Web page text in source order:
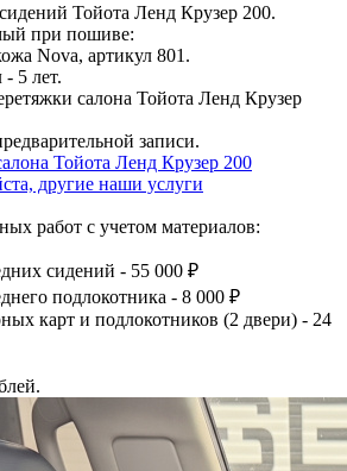
Тойота Ленд Крузер 200.
при пошиве:
Nova, артикул 801.
- 5 лет.
салона Тойота Ленд Крузер
записи.
Тойота Ленд Крузер 200
другие наши услуги
работ с учетом материалов:
сидений - 55 000 ₽
подлокотника - 8 000 ₽
карт и подлокотников (2 двери) - 24